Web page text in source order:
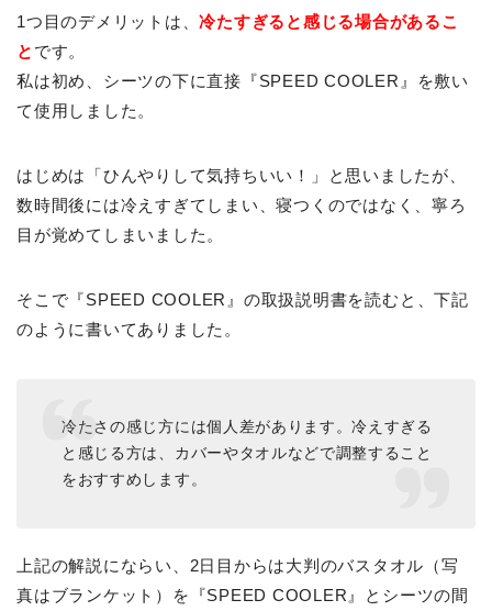
1つ目のデメリットは、冷たすぎると感じる場合があるこ
と です。
私は初め、シーツの下に直接『SPEED COOLER』を敷い
て使用しました。
はじめは「ひんやりして気持ちいい！」と思いましたが、
数時間後には冷えすぎてしまい、寝つくのではなく、寧ろ
目が覚めてしまいました。
そこで『SPEED COOLER』の取扱説明書を読むと、下記
のように書いてありました。
冷たさの感じ方には個人差があります。冷えすぎる
と感じる方は、カバーやタオルなどで調整すること
をおすすめします。
上記の解説にならい、2日目からは大判のバスタオル（写
真はブランケット）を『SPEED COOLER』とシーツの間